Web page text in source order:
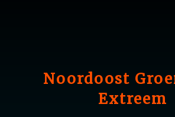
Noordoost
Extreem